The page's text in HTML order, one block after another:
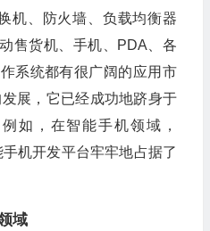
机、防火墙、负载均衡器
售货机、手机、PDA、各
系统都有很广阔的应用市
展，它已经成功地跻身于
如，在智能手机领域，
机开发平台牢牢地占据了
域